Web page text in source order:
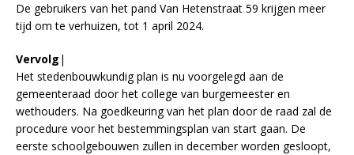
De gebruikers van het pand Van Hetenstraat 59 krijgen meer
tijd om te verhuizen, tot 1 april 2024.
Vervolg |
Het stedenbouwkundig plan is nu voorgelegd aan de
gemeenteraad door het college van burgemeester en
wethouders. Na goedkeuring van het plan door de raad zal de
procedure voor het bestemmingsplan van start gaan. De
eerste schoolgebouwen zullen in december worden gesloopt,